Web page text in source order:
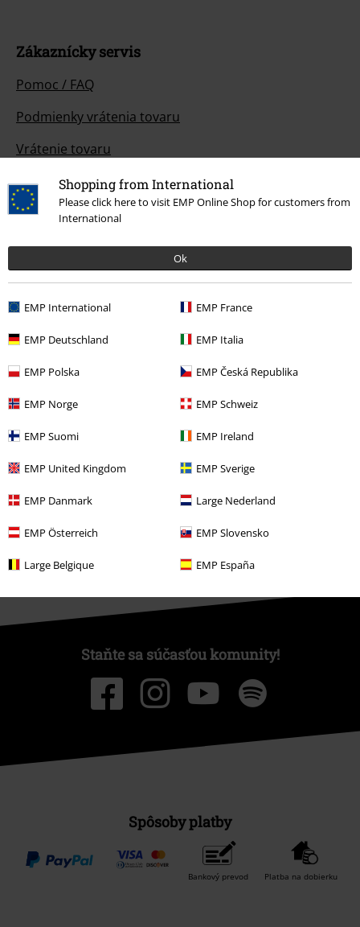
Shopping from International
Please click here to visit EMP Online Shop for customers from
International
Ok
EMP International EMP France
EMP Deutschland EMP Italia
EMP Polska EMP Česká Republika
EMP Norge EMP Schweiz
EMP Suomi EMP Ireland
EMP United Kingdom EMP Sverige
EMP Danmark Large Nederland
EMP Österreich EMP Slovensko
Large Belgique EMP España
Zákaznícky servis
Pomoc / FAQ
Podmienky vrátenia tovaru
Vrátenie tovaru
Všeobecné informácie o veľkostiach
Zrušiť členstvo v BSC
Spôsoby platby
Ponuky pre vás
O EMP
Udržateľnosť
Staňte sa súčasťou komunity!
Spôsoby platby
Bankový prevod Platba na dobierku